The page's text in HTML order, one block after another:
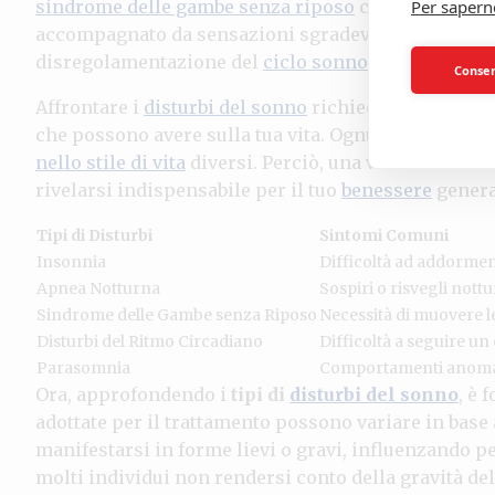
sindrome delle gambe senza riposo comporta un
accompagnato da sensazioni sgradevoli. Infine, i
disregolamentazione del ciclo sonno-veglia ,
Affrontare i disturbi del sonno richiede
che possono avere sulla tua vita. Ognuno di essi
nello stile di vita diversi. Perciò, una valutazione
rivelarsi indispensabile per il tuo benessere
Tipi di Disturbi
Sintomi Comuni
Insonnia
Difficoltà ad
Apnea Notturna
Sospiri o risvegli
Sindrome delle Gambe senza Riposo Necessità di muovere
Disturbi del Ritmo Circadiano
Difficoltà a seguire
Parasomnia
Comportamenti
Ora, approfondendo i tipi di disturbi del sonno, è
adottate per il trattamento possono variare in
manifestarsi in forme lievi o gravi, influenzando
molti individui non rendersi conto della gravità
Per